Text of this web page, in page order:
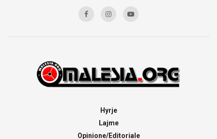
Hyrje
Lajme
Opinione/Editoriale